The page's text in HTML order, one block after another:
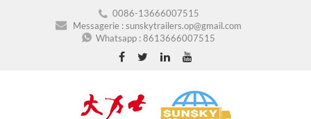
0086-13666007515
Messagerie :sunskytrailers.op@gmail.com
Whatsapp :8613666007515